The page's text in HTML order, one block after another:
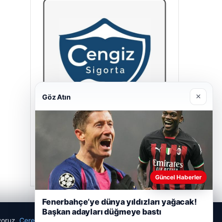
Cengiz Sigorta
Çerez Politikamız
Göz Atın ×
Güncel Haberler
Fenerbahçe’ye dünya yıldızları yağacak!
Başkan adayları düğmeye bastı